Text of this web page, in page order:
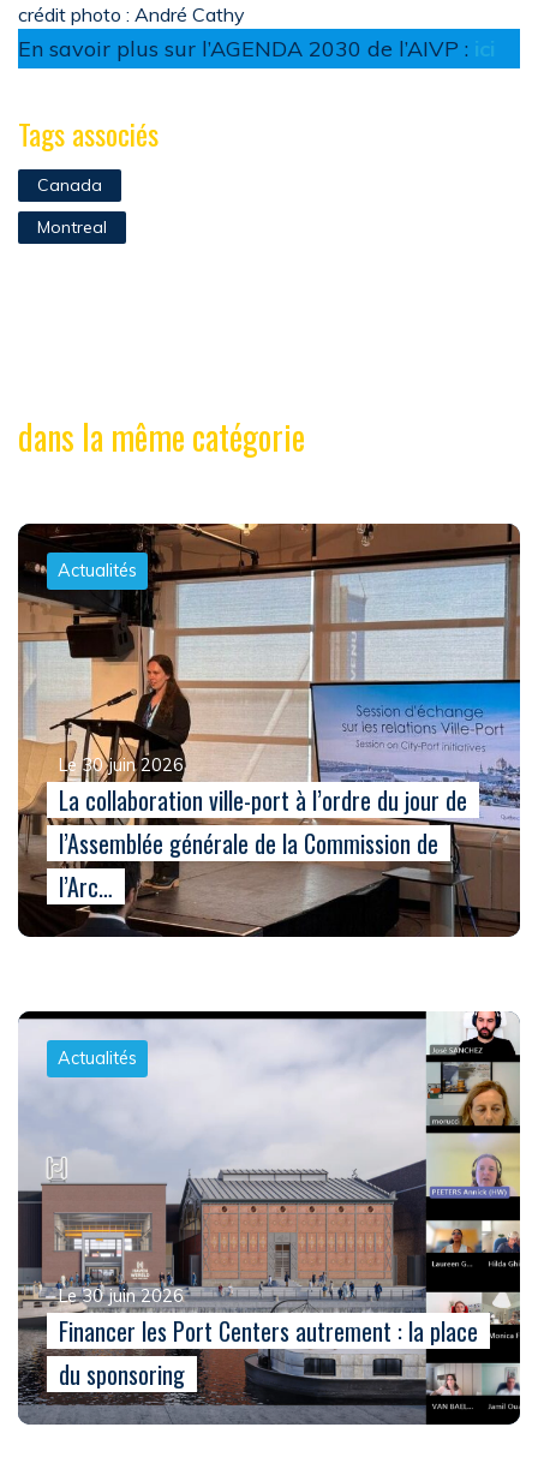
crédit photo : André Cathy
En savoir plus sur l’AGENDA 2030 de l’AIVP :
Tags associés
Canada
Montreal
dans la même catégorie
Actualités
Le 30 juin 2026
La collaboration ville-port à l’ordre du jour de
l’Assemblée générale de la Commission de
l’Arc…
Actualités
Le 30 juin 2026
Financer les Port Centers autrement : la place
du sponsoring